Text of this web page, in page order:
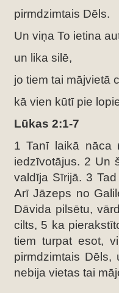
pirmdzimtais Dēls.
Un viņa To ietina
un lika silē,
jo tiem tai mājvietā
kā vien kūtī pie
Lūkas 2:1-7
1 Tanī laikā nāca
iedzīvotājus. 2 Un
valdīja Sīrijā. 3
Arī Jāzeps no
Dāvida pilsētu,
cilts, 5 ka
tiem turpat esot,
pirmdzimtais
nebija vietas tai